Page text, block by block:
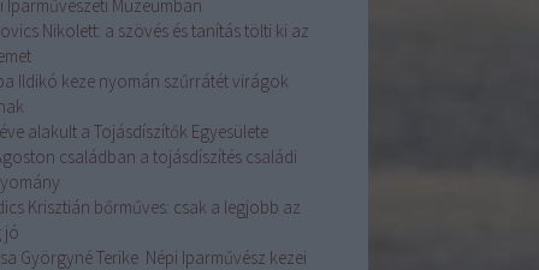
Iparművészeti Múzeumban
Nikolett: a szövés és tanítás tölti ki az
Ildikó keze nyomán szűrrátét virágok
alakult a Tojásdíszítők Egyesülete
családban a tojásdíszítés családi
Krisztián bőrműves: csak a legjobb az
jó
Györgyné Terike Népi Iparművész kezei